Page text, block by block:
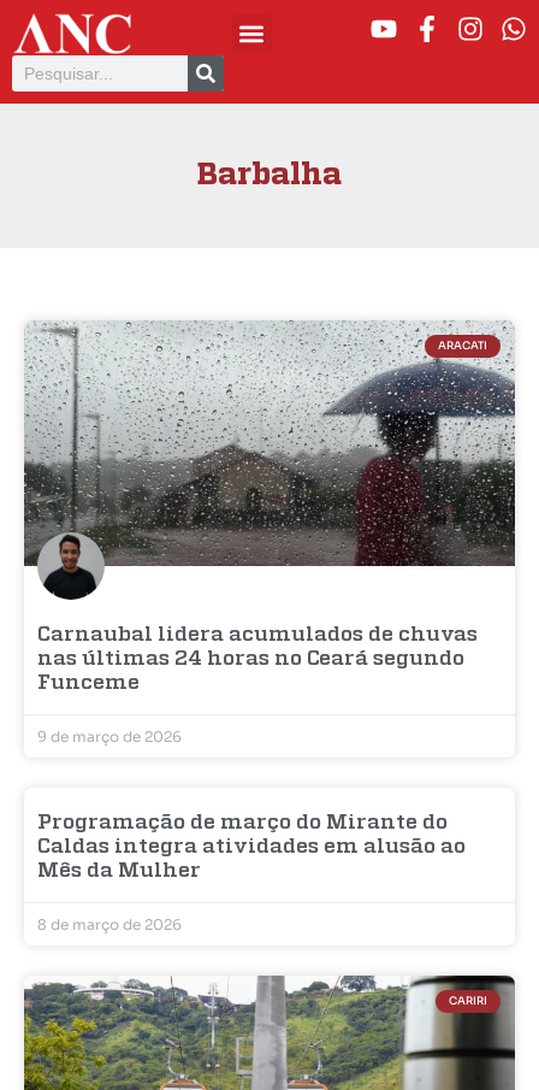
Barbalha
ARACATI
Carnaubal lidera acumulados de chuvas
nas últimas 24 horas no Ceará segundo
Funceme
9 de março de 2026
Programação de março do Mirante do
Caldas integra atividades em alusão ao
Mês da Mulher
8 de março de 2026
CARIRI